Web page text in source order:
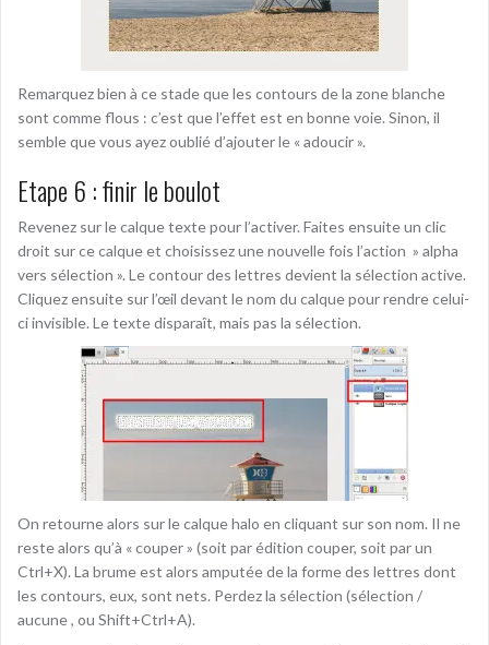
Remarquez bien à ce stade que les contours de la zone blanche
sont comme flous : c’est que l’effet est en bonne voie. Sinon, il
semble que vous ayez oublié d’ajouter le « adoucir ».
Etape 6 : finir le boulot
Revenez sur le calque texte pour l’activer. Faites ensuite un clic
droit sur ce calque et choisissez une nouvelle fois l’action » alpha
vers sélection ». Le contour des lettres devient la sélection active.
Cliquez ensuite sur l’œil devant le nom du calque pour rendre celui-
ci invisible. Le texte disparaît, mais pas la sélection.
On retourne alors sur le calque halo en cliquant sur son nom. Il ne
reste alors qu’à « couper » (soit par édition couper, soit par un
Ctrl+X). La brume est alors amputée de la forme des lettres dont
les contours, eux, sont nets. Perdez la sélection (sélection /
aucune , ou Shift+Ctrl+A).